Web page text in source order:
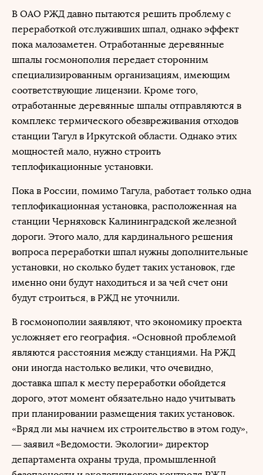
В ОАО РЖД давно пытаются решить проблему с
переработкой отслуживших шпал, однако эффект
пока малозаметен. Отработанные деревянные
шпалы госмонополия передает сторонним
специализированным организациям, имеющим
соответствующие лицензии. Кроме того,
отработанные деревянные шпалы отправляются в
комплекс термического обезвреживания отходов
станции Тагул в Иркутской области. Однако этих
мощностей мало, нужно строить
теплофикационные установки.
Пока в России, помимо Тагула, работает только одна
теплофикационная установка, расположенная на
станции Черняховск Калининградской железной
дороги. Этого мало, для кардинального решения
вопроса переработки шпал нужны дополнительные
установки, но сколько будет таких установок, где
именно они будут находиться и за чей счет они
будут строиться, в РЖД не уточнили.
В госмонополии заявляют, что экономику проекта
усложняет его география. «Основной проблемой
являются расстояния между станциями. На РЖД
они иногда настолько велики, что очевидно,
доставка шпал к месту переработки обойдется
дорого, этот момент обязательно надо учитывать
при планировании размещения таких установок.
«Вряд ли мы начнем их строительство в этом году»,
— заявил «Ведомости. Экологии» директор
департамента охраны труда, промышленной